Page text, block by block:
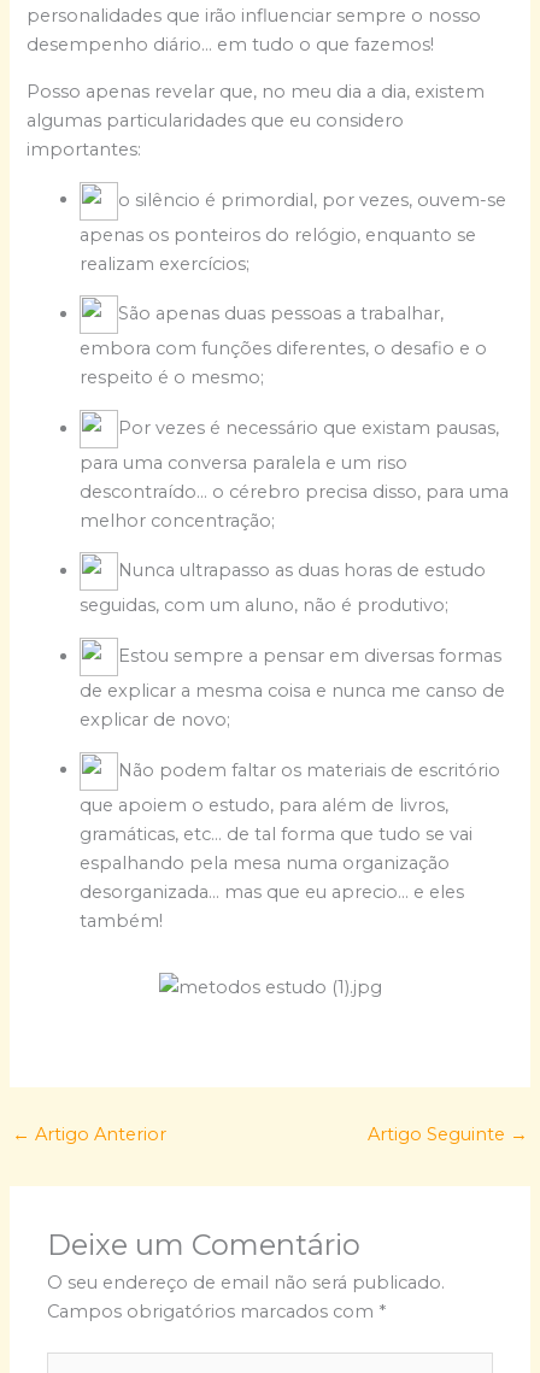
personalidades que irão influenciar sempre o nosso
desempenho diário… em tudo o que fazemos!
Posso apenas revelar que, no meu dia a dia, existem
algumas particularidades que eu considero
importantes:
o silêncio é primordial, por vezes, ouvem-se
apenas os ponteiros do relógio, enquanto se
realizam exercícios;
São apenas duas pessoas a trabalhar,
embora com funções diferentes, o desafio e o
respeito é o mesmo;
Por vezes é necessário que existam pausas,
para uma conversa paralela e um riso
descontraído… o cérebro precisa disso, para uma
melhor concentração;
Nunca ultrapasso as duas horas de estudo
seguidas, com um aluno, não é produtivo;
Estou sempre a pensar em diversas formas
de explicar a mesma coisa e nunca me canso de
explicar de novo;
Não podem faltar os materiais de escritório
que apoiem o estudo, para além de livros,
gramáticas, etc… de tal forma que tudo se vai
espalhando pela mesa numa organização
desorganizada… mas que eu aprecio… e eles
também!
← Artigo Anterior Artigo Seguinte →
Deixe um Comentário
O seu endereço de email não será publicado.
Campos obrigatórios marcados com *